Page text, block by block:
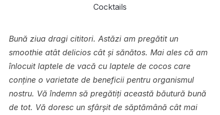
Cocktails
Bună ziua dragi cititori. Astăzi am pregătit un
smoothie atât delicios cât și sănătos. Mai ales că am
înlocuit laptele de vacă cu laptele de cocos care
conține o varietate de beneficii pentru organismul
nostru. Vă îndemn să pregătiți această băutură bună
de tot. Vă doresc un sfârșit de săptămână cât mai